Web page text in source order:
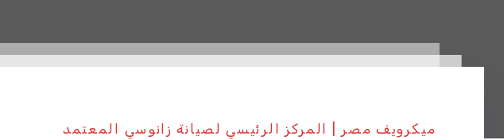
ميكرويف مصر | المركز الرئيسي لصيانة زانوسي المعتمد